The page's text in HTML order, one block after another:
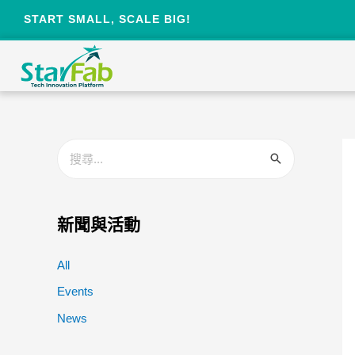
START SMALL, SCALE BIG!
新聞與活動
All
Events
News